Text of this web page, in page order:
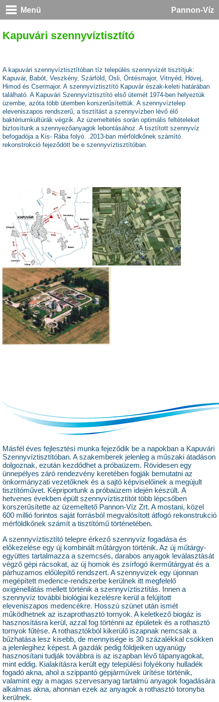
Menü Pannon-Víz
Kapuvári szennyvíztisztító
A kapuvári szennyvíztisztítóban tíz település szennyvizét tisztítjuk:
Kapuvár, Babót, Veszkény, Szárföld, Osli, Öntésmajor, Vitnyéd, Hövej,
Himod és Csermajor. A szennyvíztisztító Kapuvár észak-keleti határában
található. A Kapuvári Szennyvíztisztító első ütemét 1974-ben helyeztük
üzembe, azóta több ütemben korszerűsítettük. A szennyvíztelep
eleveniszapos rendszerű, a tisztítást a szennyvízben lévő élő
baktériumkultúrák végzik. Az üzemeltetés során optimális feltételeket
biztosítunk a szennyezőanyagok lebontásához. A tisztított szennyvíz
befogadója a Kis- Rába folyó. . 2013-ban mérföldkőnek számító
rekonstrokció fejeződött be e szennyvíztisztítóban.
Másfél éves fejlesztési munka fejeződik be a napokban a Kapuvári
Szennyvíztisztítóban. A szakemberek jelenleg a műszaki átadáson
dolgoznak, ezután kezdődhet a próbaüzem. Rövidesen egy
ünnepélyes záró rendezvény keretében fogják bemutatni az
önkormányzati vezetőknek és a sajtó képviselőinek a megújult
tisztítóművet. Képriportunk a próbaüzem idején készült. A
hetvenes években épült szennyvíztisztítót több lépcsőben
korszerűsítette az üzemeltető Pannon-Víz Zrt. A mostani, közel
600 millió forintos saját forrásból megvalósított átfogó rekonstrukció
mérföldkőnek számít a tisztítómű történetében.
A szennyvíztisztító telepre érkező szennyvíz fogadása és
előkezelése egy új kombinált műtárgyon történik. Az új műtárgy-
együttes tartalmazza a szemcsés, darabos anyagok leválasztását
végző gépi rácsokat, az új homok és zsírfogó ikerműtárgyat és a
párhuzamos előülepítő rendszert. A szennyvizek egy újonnan
megépített medence-rendszerbe kerülnek itt megfelelő
oxigénellátás mellett történik a szennyvíztisztítás. Innen a
szennyvíz további biológiai kezelésre kerül a felújított
eleveniszapos medencékre. Hosszú szünet után ismét
működhetnek az iszaprothasztó tornyok. A keletkező biogáz is
hasznosításra kerül, azzal fog történni az épületek és a rothasztó
tornyok fűtése. A rothasztókból kikerülő iszapnak nemcsak a
bűzhatása lesz kisebb, de mennyisége is 30 százalékkal csökken
a jelenlegihez képest. A gazdák pedig földjeiken ugyanúgy
hasznosítani tudják továbbra is az iszapban lévő tápanyagokat,
mint eddig. Kialakításra került egy települési folyékony hulladék
fogadó akna, ahol a szippantó gépjárművek ürítése történik,
valamint egy a magas szervesanyag tartalmú anyagok fogadására
alkalmas akna, ahonnan ezek az anyagok a rothasztó toronyba
kerülnek.